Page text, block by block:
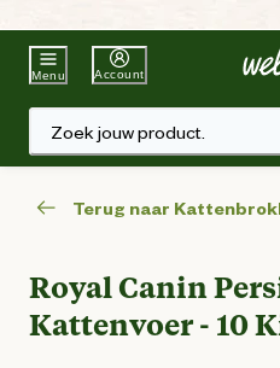
Beste
Menu Account
Zoek jouw product.
Terug naar
Royal Canin
Kattenvoer - 10